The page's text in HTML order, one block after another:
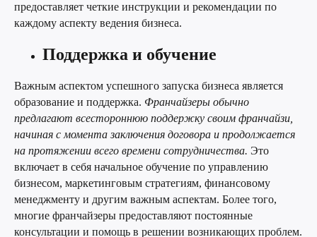
предоставляет четкие инструкции и рекомендации по
каждому аспекту ведения бизнеса.
Поддержка и обучение
Важным аспектом успешного запуска бизнеса является
образование и поддержка. Франчайзеры обычно
предлагают всестороннюю поддержку своим франчайзи,
начиная с момента заключения договора и продолжается
на протяжении всего времени сотрудничества. Это
включает в себя начальное обучение по управлению
бизнесом, маркетинговым стратегиям, финансовому
менеджменту и другим важным аспектам. Более того,
многие франчайзеры предоставляют постоянные
консультации и помощь в решении возникающих проблем.